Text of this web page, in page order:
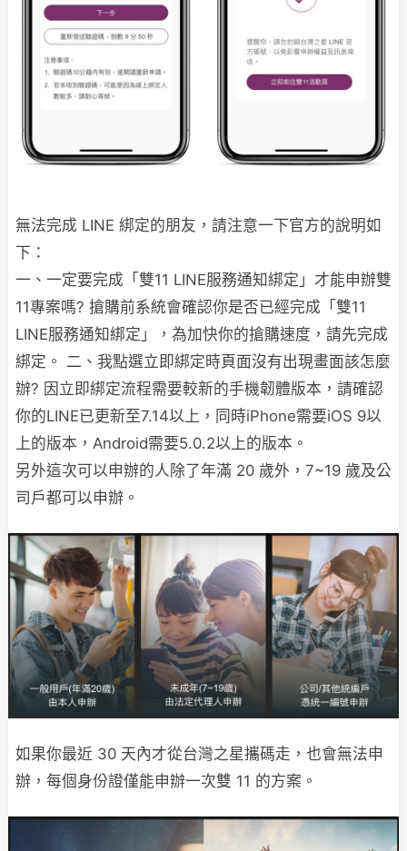
無法完成 LINE 綁定的朋友，請注意一下官方的說明如
下：
一、一定要完成「雙11 LINE服務通知綁定」才能申辦雙
11專案嗎? 搶購前系統會確認你是否已經完成「雙11
LINE服務通知綁定」，為加快你的搶購速度，請先完成
綁定。 二、我點選立即綁定時頁面沒有出現畫面該怎麼
辦? 因立即綁定流程需要較新的手機韌體版本，請確認
你的LINE已更新至7.14以上，同時iPhone需要iOS 9以
上的版本，Android需要5.0.2以上的版本。
另外這次可以申辦的人除了年滿 20 歲外，7~19 歲及公
司戶都可以申辦。
如果你最近 30 天內才從台灣之星攜碼走，也會無法申
辦，每個身份證僅能申辦一次雙 11 的方案。